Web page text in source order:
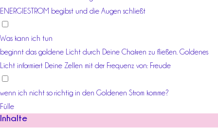
ENERGIESTROM begibst und die Augen schließt
Was kann ich tun
beginnt das goldene Licht durch Deine Chakren zu fließen. Goldenes
Licht informiert Deine Zellen mit der Frequenz von: Freude
wenn ich nicht so richtig in den Goldenen Strom komme?
Fülle
Inhalte